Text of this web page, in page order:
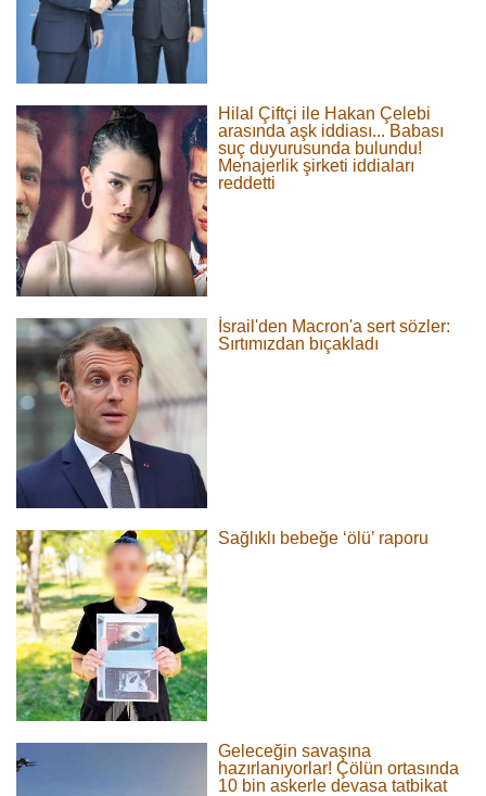
Hilal Çiftçi ile Hakan Çelebi
arasında aşk iddiası... Babası
suç duyurusunda bulundu!
Menajerlik şirketi iddiaları
reddetti
İsrail'den Macron'a sert sözler:
Sırtımızdan bıçakladı
Sağlıklı bebeğe ‘ölü’ raporu
Geleceğin savaşına
hazırlanıyorlar! Çölün ortasında
10 bin askerle devasa tatbikat